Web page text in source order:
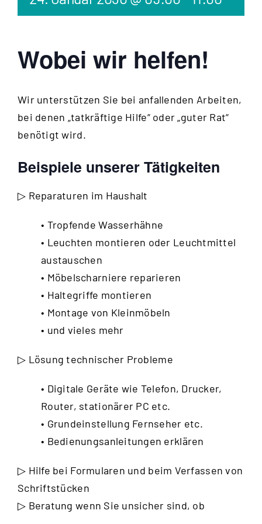
Wobei wir helfen!
Wir unterstützen Sie bei anfallenden Arbeiten,
bei denen „tatkräftige Hilfe“ oder „guter Rat“
benötigt wird.
Beispiele unserer Tätigkeiten
▷ Reparaturen im Haushalt
• Tropfende Wasserhähne
• Leuchten montieren oder Leuchtmittel
austauschen
• Möbelscharniere reparieren
• Haltegriffe montieren
• Montage von Kleinmöbeln
• und vieles mehr
▷ Lösung technischer Probleme
• Digitale Geräte wie Telefon, Drucker,
Router, stationärer PC etc.
• Grundeinstellung Fernseher etc.
• Bedienungsanleitungen erklären
▷ Hilfe bei Formularen und beim Verfassen von
Schriftstücken
▷ Beratung wenn Sie unsicher sind, ob